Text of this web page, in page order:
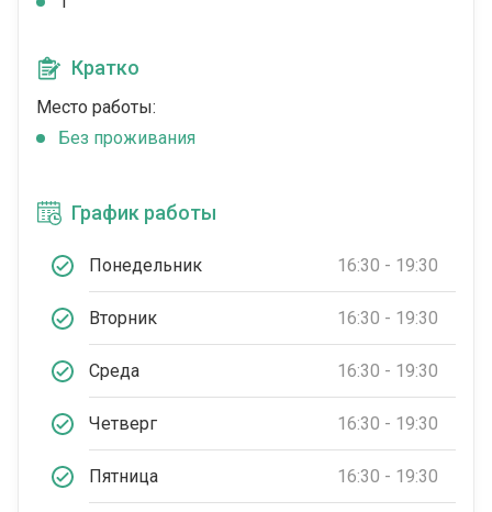
Кратко
Место работы:
Без проживания
График работы
Понедельник 16:30 - 19:30
Вторник 16:30 - 19:30
Среда 16:30 - 19:30
Четверг 16:30 - 19:30
Пятница 16:30 - 19:30